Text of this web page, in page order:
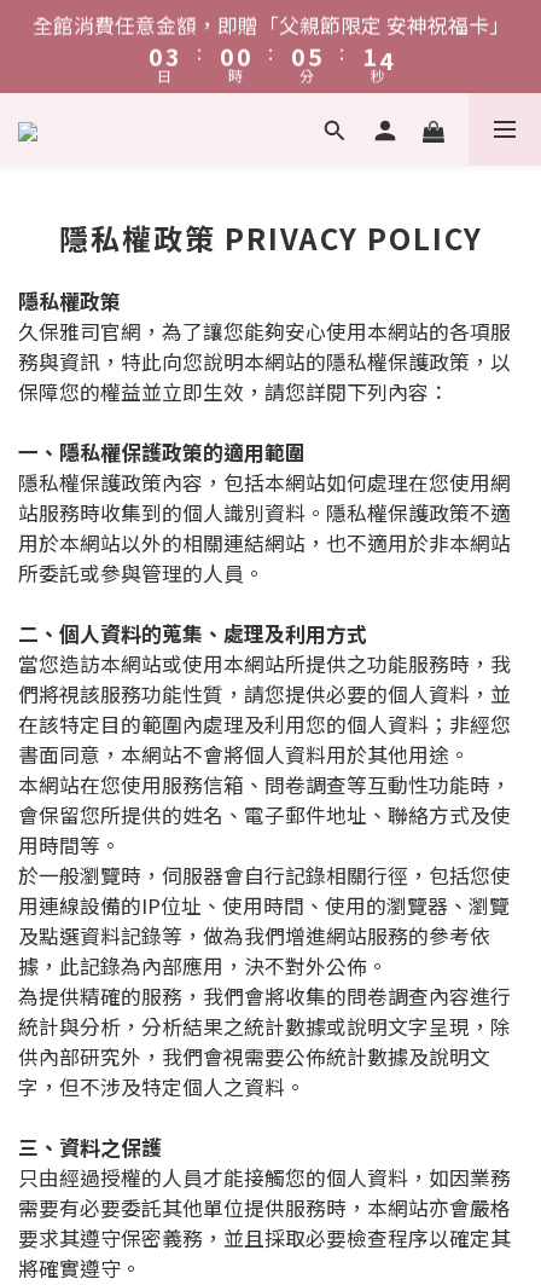
單筆消費滿$1,888，贈「鋅給力能量發泡錠」
1
0
4
3
2
日
:
1
0
1
0
時
:
1
0
6
5
4
分
:
2
1
0
5
4
3
2
秒
1
0
3
2
1
2
1
0
全館消費任意金額，即贈「父親節限定 安神祝福卡」
1
0
4
3
2
日
:
1
0
1
0
時
:
1
0
6
5
4
分
:
2
1
0
5
4
3
2
秒
單筆消費滿$1,888，贈「鋅給力能量發泡錠」
4
3
2
7
6
5
0
4
3
2
4
3
2
4
3
2
9
8
7
2
:
5
4
3
1
8
7
6
5
4
1
隱私權政策 PRIVACY POLICY
隱私權政策
久保雅司官網，為了讓您能夠安心使用本網站的各項服
務與資訊，特此向您說明本網站的隱私權保護政策，以
保障您的權益並立即生效，請您詳閱下列內容：
一、隱私權保護政策的適用範圍
隱私權保護政策內容，包括本網站如何處理在您使用網
站服務時收集到的個人識別資料。隱私權保護政策不適
用於本網站以外的相關連結網站，也不適用於非本網站
所委託或參與管理的人員。
二、個人資料的蒐集、處理及利用方式
當您造訪本網站或使用本網站所提供之功能服務時，我
們將視該服務功能性質，請您提供必要的個人資料，並
在該特定目的範圍內處理及利用您的個人資料；非經您
書面同意，本網站不會將個人資料用於其他用途。
本網站在您使用服務信箱、問卷調查等互動性功能時，
會保留您所提供的姓名、電子郵件地址、聯絡方式及使
用時間等。
於一般瀏覽時，伺服器會自行記錄相關行徑，包括您使
用連線設備的IP位址、使用時間、使用的瀏覽器、瀏覽
及點選資料記錄等，做為我們增進網站服務的參考依
據，此記錄為內部應用，決不對外公佈。
為提供精確的服務，我們會將收集的問卷調查內容進行
統計與分析，分析結果之統計數據或說明文字呈現，除
供內部研究外，我們會視需要公佈統計數據及說明文
字，但不涉及特定個人之資料。
三、資料之保護
只由經過授權的人員才能接觸您的個人資料，如因業務
需要有必要委託其他單位提供服務時，本網站亦會嚴格
要求其遵守保密義務，並且採取必要檢查程序以確定其
將確實遵守。